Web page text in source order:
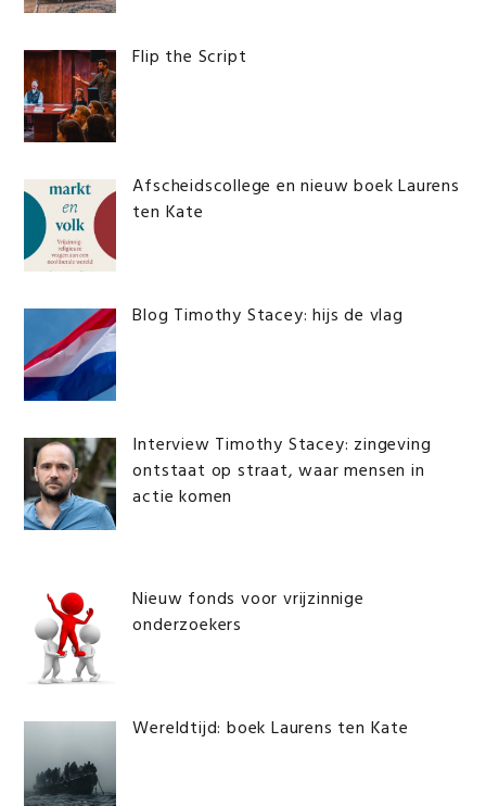
Flip the Script
Afscheidscollege en nieuw boek Laurens
ten Kate
Blog Timothy Stacey: hijs de vlag
Interview Timothy Stacey: zingeving
ontstaat op straat, waar mensen in
actie komen
Nieuw fonds voor vrijzinnige
onderzoekers
Wereldtijd: boek Laurens ten Kate